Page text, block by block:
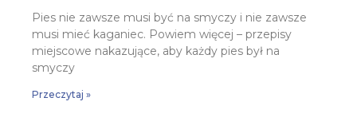
Pies nie zawsze musi być na smyczy i nie zawsze
musi mieć kaganiec. Powiem więcej – przepisy
miejscowe nakazujące, aby każdy pies był na
smyczy
Przeczytaj »